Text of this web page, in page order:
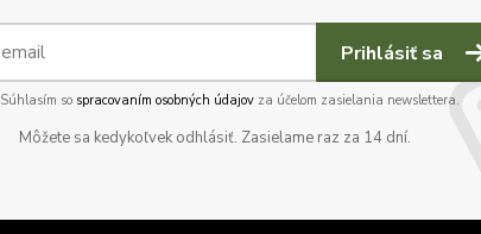
Prihlásiť sa
Súhlasím so spracovaním osobných údajovza účelom zasielania newslettera.
Môžete sa kedykoľvek odhlásiť. Zasielame raz za 14 dní.